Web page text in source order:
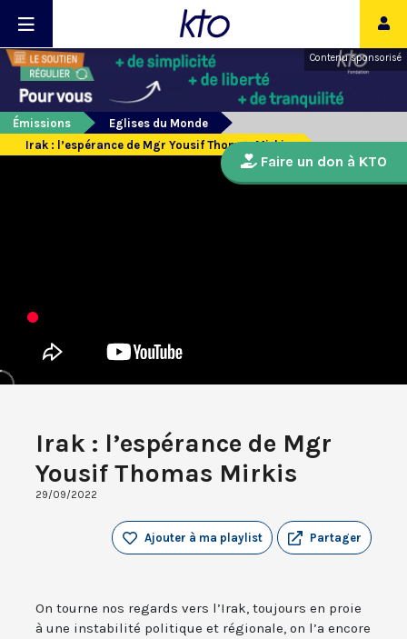
Contenu sponsorisé
Émissions
Eglises du Monde
Irak : l’espérance de Mgr Yousif Thomas Mirkis
Irak : l’espérance de Mgr
Yousif Thomas Mirkis
29/09/2022
Partager
Ajouter à ma playlist
On tourne nos regards vers l’Irak, toujours en proie
à une instabilité politique et régionale, on l’a encore
Faire un don à KTO